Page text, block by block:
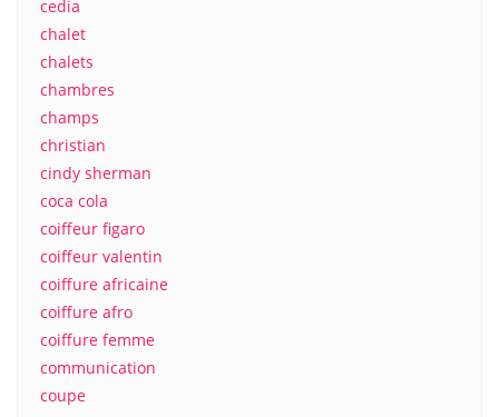
cedia
chalet
chalets
chambres
champs
christian
cindy sherman
coca cola
coiffeur figaro
coiffeur valentin
coiffure africaine
coiffure afro
coiffure femme
communication
coupe